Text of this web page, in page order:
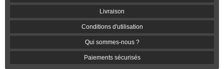
Livraison
Conditions d'utilisation
Qui sommes-nous ?
Paiements sécurisés